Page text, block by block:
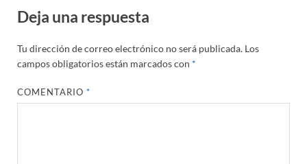
Deja una respuesta
Tu dirección de correo electrónico no será publicada. Los
campos obligatorios están marcados con *
COMENTARIO*